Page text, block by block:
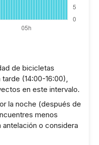
de bicicletas
(14:00-16:00),
en este intervalo.
la noche (después de
menos
o considera